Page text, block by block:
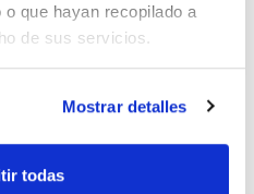
que hayan recopilado a
de sus servicios.
Mostrar detalles
todas